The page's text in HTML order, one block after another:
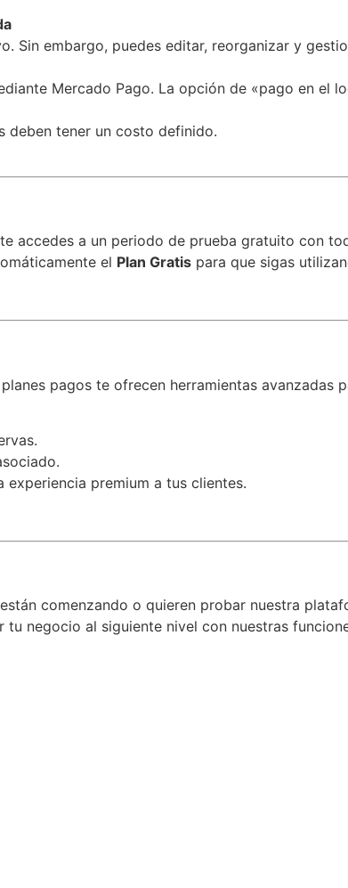
Sin embargo, puedes editar, reorganizar y
Mercado Pago. La opción de «pago en el
deben tener un costo definido.
accedes a un periodo de prueba gratuito con
el Plan Gratis para que sigas
pagos te ofrecen herramientas avanzadas
premium a tus clientes.
comenzando o quieren probar nuestra
negocio al siguiente nivel con nuestras